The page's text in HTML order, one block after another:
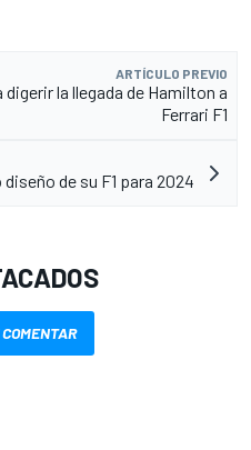
ARTÍCULO PREVIO
la llegada de Hamilton a
Ferrari F1
de su F1 para 2024